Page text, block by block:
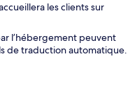
les clients sur
l’hébergement peuvent
de traduction automatique.